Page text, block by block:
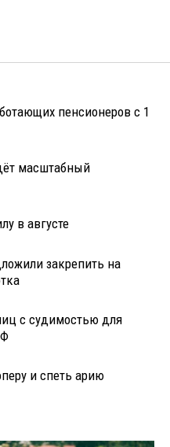
пенсионеров с 1
масштабный
в августе
закрепить на
с судимостью для
и спеть арию